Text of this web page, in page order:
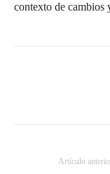
contexto de cambios
Artículo